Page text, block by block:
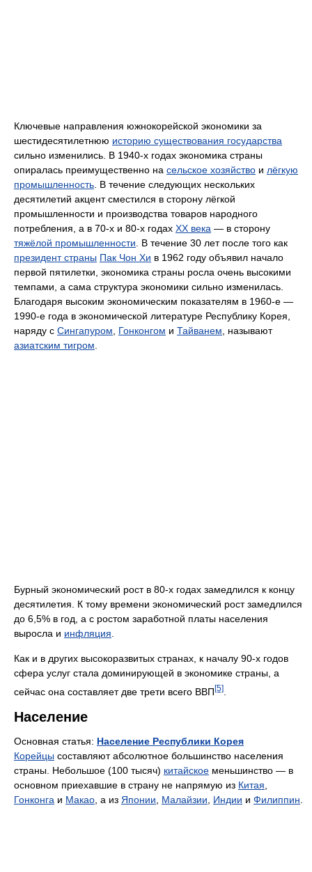
Ключевые направления южнокорейской экономики за
шестидесятилетнюю историю существования государства
сильно изменились. В 1940-х годах экономика страны
опиралась преимущественно на сельское хозяйство и лёгкую
промышленность . В течение следующих нескольких
десятилетий акцент сместился в сторону лёгкой
промышленности и производства товаров народного
потребления, а в 70-х и 80-х годах XX века — в сторону
тяжёлой промышленности . В течение 30 лет после того как
президент страны Пак Чон Хи в 1962 году объявил начало
первой пятилетки, экономика страны росла очень высокими
темпами, а сама структура экономики сильно изменилась.
Благодаря высоким экономическим показателям в 1960-е —
1990-е года в экономической литературе Республику Корея,
наряду с Сингапуром Гонконгом и Тайванем , называют
азиатским тигром
Бурный экономический рост в 80-х годах замедлился к концу
десятилетия. К тому времени экономический рост замедлился
до 6,5% в год, а с ростом заработной платы населения
выросла и инфляция
Как и в других высокоразвитых странах, к началу 90-х годов
сфера услуг стала доминирующей в экономике страны, а
сейчас она составляет две трети всего ВВП [5]
Население
Основная статья: Население Республики Корея
Корейцы составляют абсолютное большинство населения
страны. Небольшое (100 тысяч) китайское меньшинство — в
основном приехавшие в страну не напрямую из Китая
Гонконга и Макао , а из Японии Малайзии Индии и Филиппин